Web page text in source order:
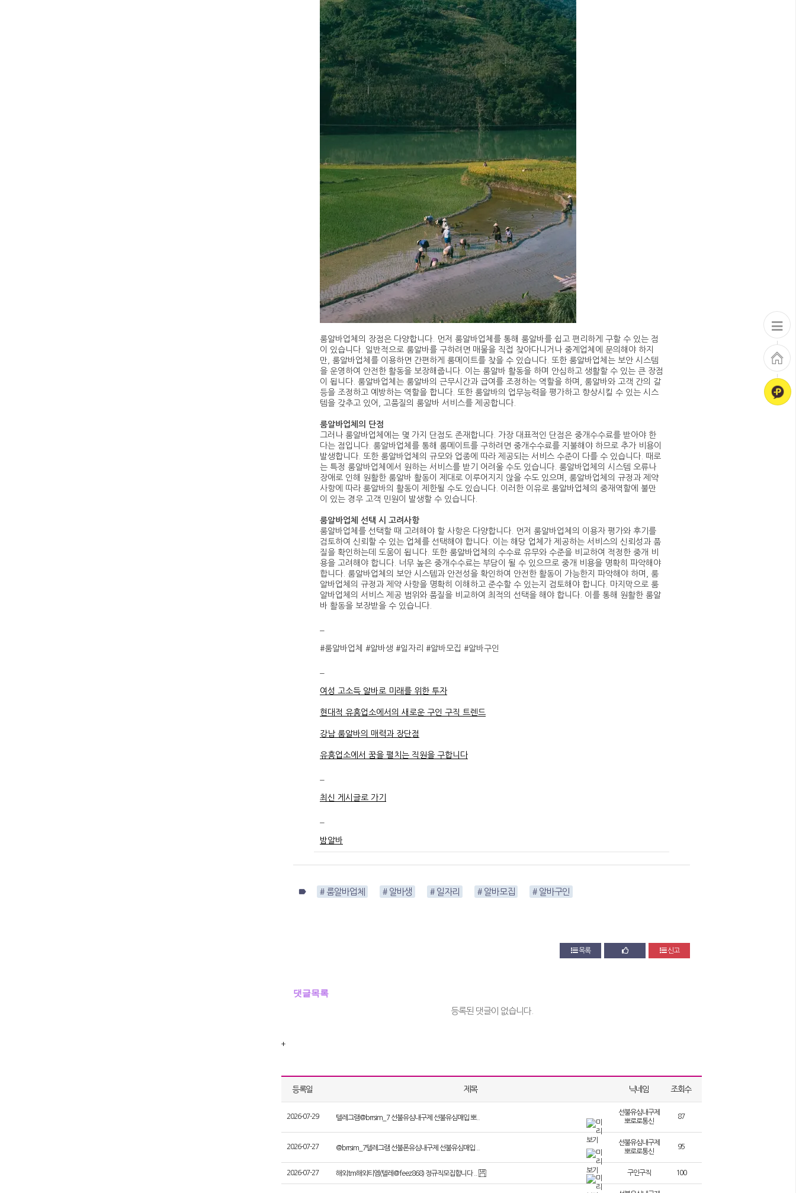
룸알바업체의 장점은 다양합니다. 먼저 룸알바업체를 통해 룸알바를 쉽고 편리하게 구할 수 있는 점
이 있습니다. 일반적으로 룸알바를 구하려면 매물을 직접 찾아다니거나 중계업체에 문의해야 하지
만, 룸알바업체를 이용하면 간편하게 룸메이트를 찾을 수 있습니다. 또한 룸알바업체는 보안 시스템
을 운영하여 안전한 활동을 보장해줍니다. 이는 룸알바 활동을 하며 안심하고 생활할 수 있는 큰 장점
이 됩니다. 룸알바업체는 룸알바의 근무시간과 급여를 조정하는 역할을 하며, 룸알바와 고객 간의 갈
등을 조정하고 예방하는 역할을 합니다. 또한 룸알바의 업무능력을 평가하고 향상시킬 수 있는 시스
템을 갖추고 있어, 고품질의 룸알바 서비스를 제공합니다.
룸알바업체의 단점
그러나 룸알바업체에는 몇 가지 단점도 존재합니다. 가장 대표적인 단점은 중개수수료를 받아야 한
다는 점입니다. 룸알바업체를 통해 룸메이트를 구하려면 중개수수료를 지불해야 하므로 추가 비용이
발생합니다. 또한 룸알바업체의 규모와 업종에 따라 제공되는 서비스 수준이 다를 수 있습니다. 때로
는 특정 룸알바업체에서 원하는 서비스를 받기 어려울 수도 있습니다. 룸알바업체의 시스템 오류나
장애로 인해 원활한 룸알바 활동이 제대로 이루어지지 않을 수도 있으며, 룸알바업체의 규정과 제약
사항에 따라 룸알바의 활동이 제한될 수도 있습니다. 이러한 이유로 룸알바업체의 중재역할에 불만
이 있는 경우 고객 민원이 발생할 수 있습니다.
룸알바업체 선택 시 고려사항
룸알바업체를 선택할 때 고려해야 할 사항은 다양합니다. 먼저 룸알바업체의 이용자 평가와 후기를
검토하여 신뢰할 수 있는 업체를 선택해야 합니다. 이는 해당 업체가 제공하는 서비스의 신뢰성과 품
질을 확인하는데 도움이 됩니다. 또한 룸알바업체의 수수료 유무와 수준을 비교하여 적정한 중개 비
용을 고려해야 합니다. 너무 높은 중개수수료는 부담이 될 수 있으므로 중개 비용을 명확히 파악해야
합니다. 룸알바업체의 보안 시스템과 안전성을 확인하여 안전한 활동이 가능한지 파악해야 하며, 룸
알바업체의 규정과 제약 사항을 명확히 이해하고 준수할 수 있는지 검토해야 합니다. 마지막으로 룸
알바업체의 서비스 제공 범위와 품질을 비교하여 최적의 선택을 해야 합니다. 이를 통해 원활한 룸알
바 활동을 보장받을 수 있습니다.
#룸알바업체 #알바생 #일자리 #알바모집 #알바구인
여성 고소득 알바로 미래를 위한 투자
현대적 유흥업소에서의 새로운 구인 구직 트렌드
강남 룸알바의 매력과 장단점
유흥업소에서 꿈을 펼치는 직원을 구합니다
최신 게시글로 가기
밤알바
label # 룸알바업체 # 알바생 # 일자리 # 알바모집 # 알바구인
목록 신고
댓글목록
등록된 댓글이 없습니다.
+
등록일 제목 닉네임 조회수
2026-07-29 텔레그램@brrsim_7 선불유심내구제 선불유심매입 뽀..
선불유심내구제
뽀로로통신
87
텔레그램@brrsim_7 선불유심내구제 급전 선불유심매입 신불자소액급전가능 뽀로로 통신 무제한달심삽니다 긴급생활비대출 동대문구선불유심삽니다 선불유심
구매 요즘 경제가 어렵고 물가가 오르면서 많은 분들이 생계비 소액대출이나 선불유심 내구제 같은 대체 자금 마련 방법을 찾고 있습니다 특히 뽀로로 통신 선불유심
내구제는 신용점수나 직장 유무에 상관없이 비교적 쉽게 참여할 수 있어 대학생, 프리랜서, 군미필자, 주부 등 다양한 계층에게 인기를 끌고 있습니다. 기본적으로 선
불유심 팝니다 형태로 거래가 이루어지며, 개통 후 일정 기간 유지하면 수익이 발생하는 구조로 운영됩니다 최근에는 유심내구제 정산 후기를 통해 실제 이용자들의
경험을 공유하는 사례도 늘고 있습니다. 후기들을 보면 통신요금 부담 없이 유심을 개통하고, 내구제 정산을 통해 소액이지만 꾸준한 수익을 얻을 수 있었다는 긍정적
인 평가가 많습니다 또한 소상공인이나 자영업자의 경우, 단순한 생계비 소액대출보다 소상공인 긴급경영안정자금 같은 정부지원 상품도 함께 검토하는 것이 좋습
니다. 정부에서 지원하는 긴급경영안정자금은 저금리로 운영되며, 사업자등록증이 있다면 비교적 간단하게 신청할 수 있어 내구제 수익과 병행해 자금 유동성을 확
2026-07-27 @brrsim_7텔레그램 선불폰유심내구제 선불유심매입 ..
선불유심내구제
뽀로로통신
95
선불유심내구제 텔레그램@brrsim_7 뽀로로 통신 유심매입 급전 선불유심구매,선불유심매입,급전대출‚급전¸소액급전ˏ가개통،폰테크،내구제¸폰내구제‚유심내구
제ˎ핸드폰내구제ˏ대출ˏ소액대출ˎ무직자대출ˏ선불유심‚선불폰‚급전ˏ급한돈ˏ꽁돈،대출이자،무이자대출¸작업대출‚바로급전‚바로지급ˎ주부대출¸소액급전¸신용대출
‚선불내구제‚상조내구제‚알뜰폰개통,선불유심개통ˎ선불유심팝니다¸폰깡‚핸드폰깡ˎ선불유심삽니다‚선불유심판매ˎ지원금ˏ꽁머니ˎ신용불량대출ˏ폰대출،휴대폰대
2026-07-27 해외tm해외티엠(텔레@feez868) 정규직모집합니다 .. 구인구직 100